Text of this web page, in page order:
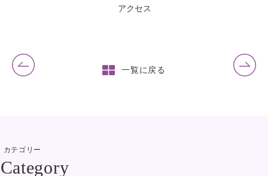
一覧に戻る
カテゴリー